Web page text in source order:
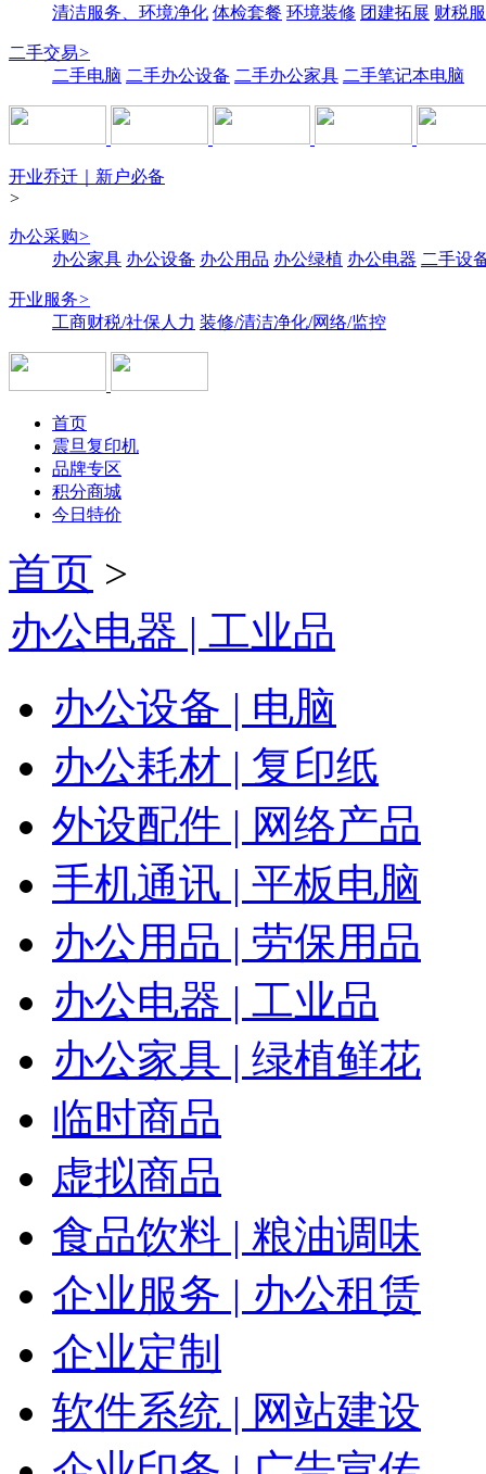
清洁服务、环境净化 体检套餐 环境装修 团建拓展 财税
二手交易>
二手电脑 二手办公设备 二手办公家具 二手笔记本电脑
开业乔迁｜新户必备
>
办公采购>
办公家具 办公设备 办公用品 办公绿植 办公电器 二手设
开业服务>
工商财税/社保人力 装修/清洁净化/网络/监控
首页
震旦复印机
品牌专区
积分商城
今日特价
首页 >
办公电器 | 工业品
办公设备 | 电脑
办公耗材 | 复印纸
外设配件 | 网络产品
手机通讯 | 平板电脑
办公用品 | 劳保用品
办公电器 | 工业品
办公家具 | 绿植鲜花
临时商品
虚拟商品
食品饮料 | 粮油调味
企业服务 | 办公租赁
企业定制
软件系统 | 网站建设